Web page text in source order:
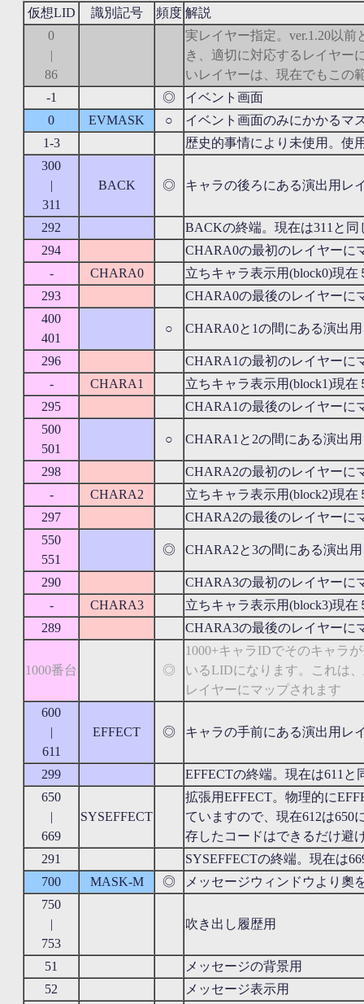
仮想LID 識別記号 頻度 解説
0
|
86
実レイヤー指定。ver.1.20以
き、適切に対応するレイヤー
いレイヤーは、現在でもこの
-1
◎
イベント画面
0
EVMASK ○
イベント画面のみにかかるマ
1-3
歴史的事情により未使用。使
300
|
311
BACK ◎ キャラの後ろにある演出用レ
292
BACKの終端。現在は311と同
294
CHARA0の最初のレイヤーに
-
CHARA0
立ちキャラ表示用(block0)現在
293
CHARA0の最後のレイヤーに
400
401
○ CHARA0と1の間にある演出
296
CHARA1の最初のレイヤーに
-
CHARA1
立ちキャラ表示用(block1)現在
295
CHARA1の最後のレイヤーに
500
501
○ CHARA1と2の間にある演出
298
CHARA2の最初のレイヤーに
-
CHARA2
立ちキャラ表示用(block2)現在
297
CHARA2の最後のレイヤーに
550
551
◎ CHARA2と3の間にある演出
290
CHARA3の最初のレイヤーに
-
CHARA3
立ちキャラ表示用(block3)現在
289
CHARA3の最後のレイヤーに
1000番台 ◎
1000+キャラIDでそのキャラ
いるLIDになります。これは
レイヤーにマップされます
600
|
611
EFFECT ◎ キャラの手前にある演出用レ
299
EFFECTの終端。現在は611と
650
|
669
SYSEFFECT
拡張用EFFECT。物理的に
ていますので、現在612は650
存したコードはできるだけ避
291
SYSEFFECTの終端。現在は
700
MASK-M ◎
メッセージウィンドウより奧
750
|
753
吹き出し履歴用
51
メッセージの背景用
52
メッセージ表示用